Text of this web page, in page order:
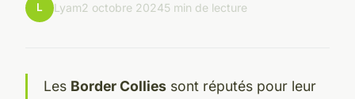
L Lyam2 octobre 20245 min de lecture
Les Border Collies sont réputés pour leur